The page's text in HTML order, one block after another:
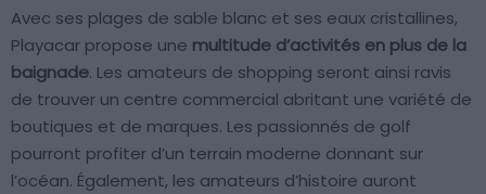
Avec ses plages de sable blanc et ses eaux cristallines,
Playacar propose une multitude d’activités en plus de la
baignade. Les amateurs de shopping seront ainsi ravis
de trouver un centre commercial abritant une variété de
boutiques et de marques. Les passionnés de golf
pourront profiter d’un terrain moderne donnant sur
l’océan. Également, les amateurs d’histoire auront